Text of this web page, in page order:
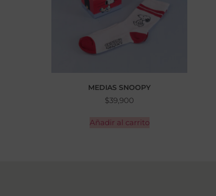
MEDIAS SNOOPY
$39,900
Añadir al carrito